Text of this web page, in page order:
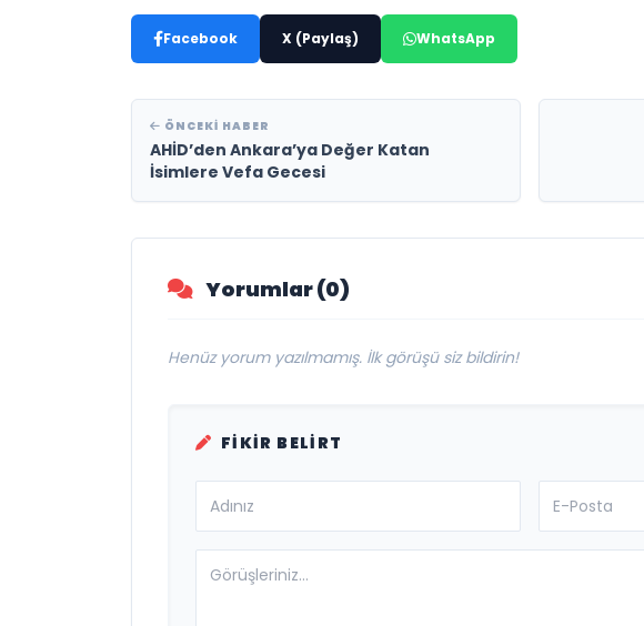
Facebook X (Paylaş) WhatsApp
ÖNCEKI HABER
AHİD’den Ankara’ya Değer Katan
İsimlere Vefa Gecesi
Yorumlar (0)
Henüz yorum yazılmamış. İlk görüşü siz bildirin!
FIKIR BELIRT